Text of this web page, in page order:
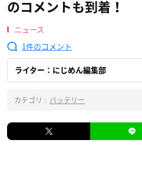
のコメントも到着！
ニュース
1
ライター：にじめん編集部
カテゴリ : バッテリー